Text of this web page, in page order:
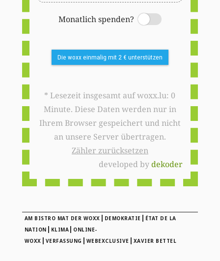
Monatlich spenden?
Switch
Die woxx einmalig mit 2 € unterstützen
* Lesezeit insgesamt auf woxx.lu: 0
Minute. Diese Daten werden nur in
Ihrem Browser gespeichert und nicht
an unsere Server übertragen.
Zähler zurücksetzen
developed bydekoder
AM BISTRO MAT DER WOXX | DEMOKRATIE | ÉTAT DE LA
NATION | KLIMA | ONLINE-
WOXX | VERFASSUNG | WEBEXCLUSIVE | XAVIER BETTEL